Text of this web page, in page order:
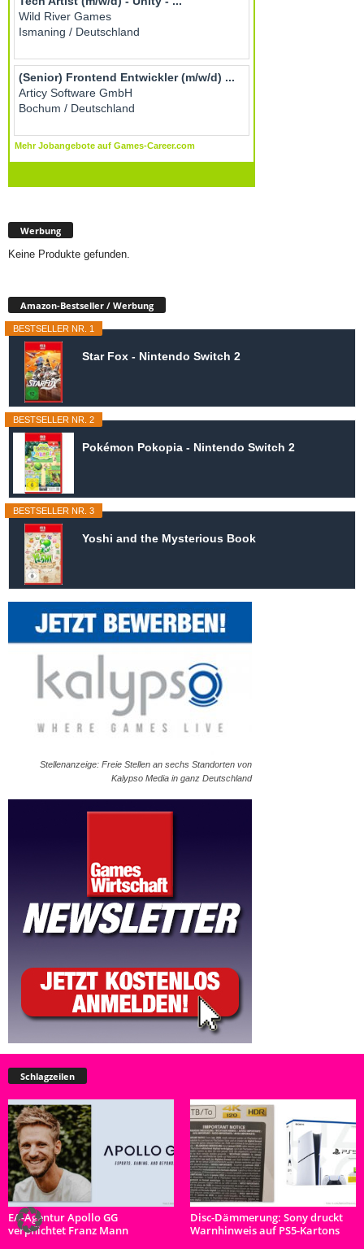
Werbung
Keine Produkte gefunden.
Amazon-Bestseller / Werbung
BESTSELLER NR. 1
Star Fox - Nintendo Switch 2
BESTSELLER NR. 2
Pokémon Pokopia - Nintendo Switch 2
BESTSELLER NR. 3
Yoshi and the Mysterious Book
Stellenanzeige: Freie Stellen an sechs Standorten von
Kalypso Media in ganz Deutschland
Schlagzeilen
EA-Agentur Apollo GG
verpflichtet Franz Mann
Disc-Dämmerung: Sony druckt
Warnhinweis auf PS5-Kartons